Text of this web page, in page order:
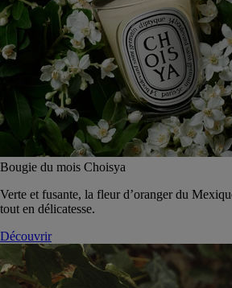
Bougie du mois Choisya
Verte et fusante, la fleur d’oranger du
tout en délicatesse.
Découvrir